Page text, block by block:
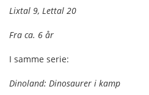
Lixtal 9, Lettal 20
Fra ca. 6 år
I samme serie:
Dinoland: Dinosaurer i kamp